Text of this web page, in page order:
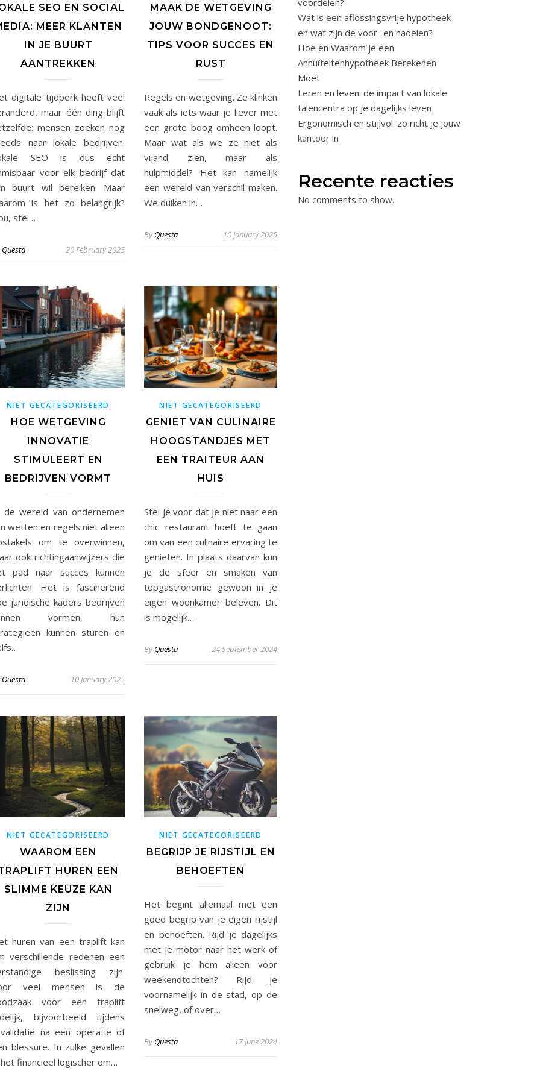
SEO EN SOCIAL
MEER KLANTEN
IN JE BUURT
AANTREKKEN
digitale tijdperk heeft veel
maar één ding blijft
mensen zoeken nog
naar lokale bedrijven.
SEO is dus echt
voor elk bedrijf dat
buurt wil bereiken. Maar
is het zo belangrijk?
stel…
Questa 20 February 2025
MAAK DE WETGEVING
JOUW BONDGENOOT:
TIPS VOOR SUCCES EN
RUST
Regels en wetgeving. Ze klinken
vaak als iets waar je liever met
een grote boog omheen loopt.
Maar wat als we ze niet als
vijand zien, maar als
hulpmiddel? Het kan namelijk
een wereld van verschil maken.
We duiken in…
ByQuesta 10 January 2025
NIET GECATEGORISEERD
HOE WETGEVING
INNOVATIE
STIMULEERT EN
BEDRIJVEN VORMT
de wereld van ondernemen
wetten en regels niet alleen
om te overwinnen,
ook richtingaanwijzers die
pad naar succes kunnen
Het is fascinerend
juridische kaders bedrijven
vormen, hun
kunnen sturen en
Questa 10 January 2025
NIET GECATEGORISEERD
GENIET VAN CULINAIRE
HOOGSTANDJES MET
EEN TRAITEUR AAN
HUIS
Stel je voor dat je niet naar een
chic restaurant hoeft te gaan
om van een culinaire ervaring te
genieten. In plaats daarvan kun
je de sfeer en smaken van
topgastronomie gewoon in je
eigen woonkamer beleven. Dit
is mogelijk…
ByQuesta 24 September 2024
NIET GECATEGORISEERD
WAAROM EEN
HUREN EEN
SLIMME KEUZE KAN
ZIJN
huren van een traplift kan
verschillende redenen een
beslissing zijn.
veel mensen is de
voor een traplift
bijvoorbeeld tijdens
na een operatie of
blessure. In zulke gevallen
financieel logischer om…
NIET GECATEGORISEERD
BEGRIJP JE RIJSTIJL EN
BEHOEFTEN
Het begint allemaal met een
goed begrip van je eigen rijstijl
en behoeften. Rijd je dagelijks
met je motor naar het werk of
gebruik je hem alleen voor
weekendtochten? Rijd je
voornamelijk in de stad, op de
snelweg, of over…
ByQuesta 17 June 2024
voordelen?
Wat is een aflossingsvrije hypotheek
en wat zijn de voor- en nadelen?
Hoe en Waarom je een
Annuïteitenhypotheek Berekenen
Moet
Leren en leven: de impact van lokale
talencentra op je dagelijks leven
Ergonomisch en stijlvol: zo richt je jouw
kantoor in
Recente reacties
No comments to show.